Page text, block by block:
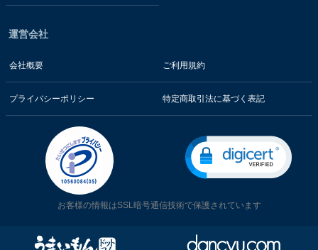
運営会社
会社概要 ご利用規約
プライバシーポリシー 特定商取引法に基づく表記
お客様の情報はSSL暗号通信技術で保護されています